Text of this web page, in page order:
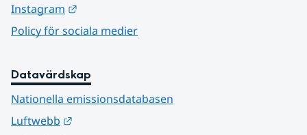
Instagram
Policy för sociala medier
Datavärdskap
Nationella emissionsdatabasen
Luftwebb